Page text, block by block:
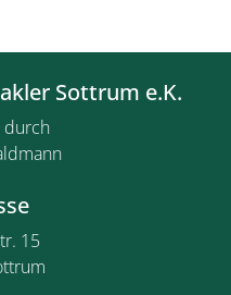
Sottrum e.K.
durch
15